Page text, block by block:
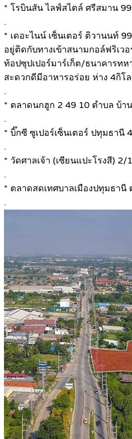
* โรบินสัน ไลฟ์สไตล์ ศรีสมาน
.
* เดอะไนน์ เซ็นเตอร์ ติวานนท์
อยู่ติดกับทางเข้าสนามกอล์ฟริเว
ท้อปซุปเปอร์มาร์เก็ต/ธนาคารท
สะดวกดีมีอาหารอร่อย ห่าง 4กิโ
.
* ตลาดนกฮูก 2 49 10 ตำบล บ้า
.
* บิ๊กซี ซูเปอร์เซ็นเตอร์ ปทุมธานี
.
* วัดศาลเจ้า (เซียนแปะโรงสี)
.
* ตลาดสดเทศบาลเมืองปทุมธานี
.